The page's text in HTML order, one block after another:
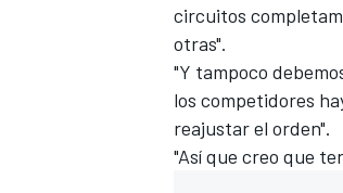
circuitos
otras".
"Y tampoco
los competidores
reajustar el orden".
"Así que creo que